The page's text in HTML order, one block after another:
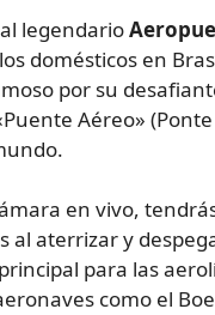
legendario
domésticos en
por su
Aéreo»
en vivo,
al aterrizar y
para las
como el